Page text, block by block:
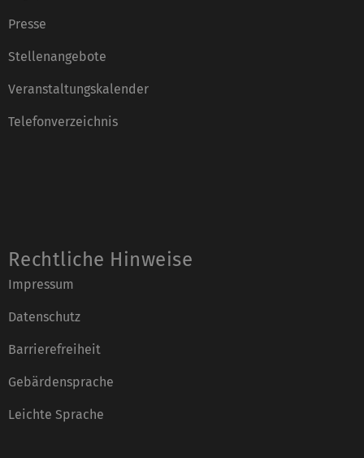
Presse
Stellenangebote
Veranstaltungskalender
Telefonverzeichnis
Rechtliche Hinweise
Impressum
Datenschutz
Barrierefreiheit
Gebärdensprache
Leichte Sprache